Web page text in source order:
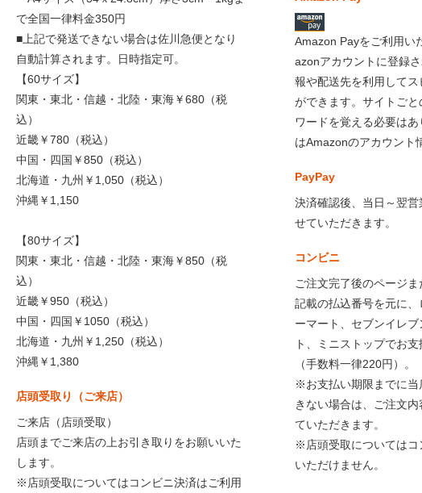
で全国一律料金350円
■上記で発送できない場合は佐川急便となり
自動計算されます。日時指定可。
【60サイズ】
関東・東北・信越・北陸・東海￥680（税
込）
近畿￥780（税込）
中国・四国￥850（税込）
北海道・九州￥1,050（税込）
沖縄￥1,150
【80サイズ】
関東・東北・信越・北陸・東海￥850（税
込）
近畿￥950（税込）
中国・四国￥1050（税込）
北海道・九州￥1,250（税込）
沖縄￥1,380
店頭受取り（ご来店）
ご来店（店頭受取）
店頭までご来店の上お引き取りをお願いいた
します。
※店頭受取についてはコンビニ決済はご利用
Amazon Payをご利用い
azonアカウントに登録
報や配送先を利用して
ができます。サイトご
ワードを覚える必要は
はAmazonのアカウント
PayPay
決済確認後、当日～翌営
せていただきます。
コンビニ
ご注文完了後のページ
記載の払込番号を元に、
ーマート、セブンイレ
ト、ミニストップでお支
（手数料一律220円）。
※お支払い期限までに当
きない場合は、ご注文
ていただきます。
※店頭受取についてはコ
いただけません。